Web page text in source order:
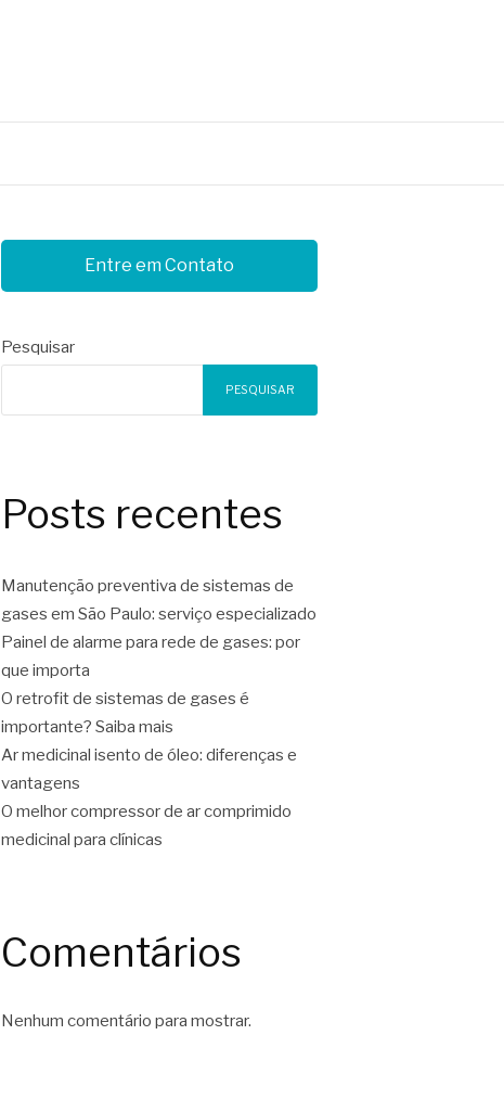
Entre em Contato
Pesquisar
PESQUISAR
Posts recentes
Manutenção preventiva de sistemas de
gases em São Paulo: serviço especializado
Painel de alarme para rede de gases: por
que importa
O retrofit de sistemas de gases é
importante? Saiba mais
Ar medicinal isento de óleo: diferenças e
vantagens
O melhor compressor de ar comprimido
medicinal para clínicas
Comentários
Nenhum comentário para mostrar.